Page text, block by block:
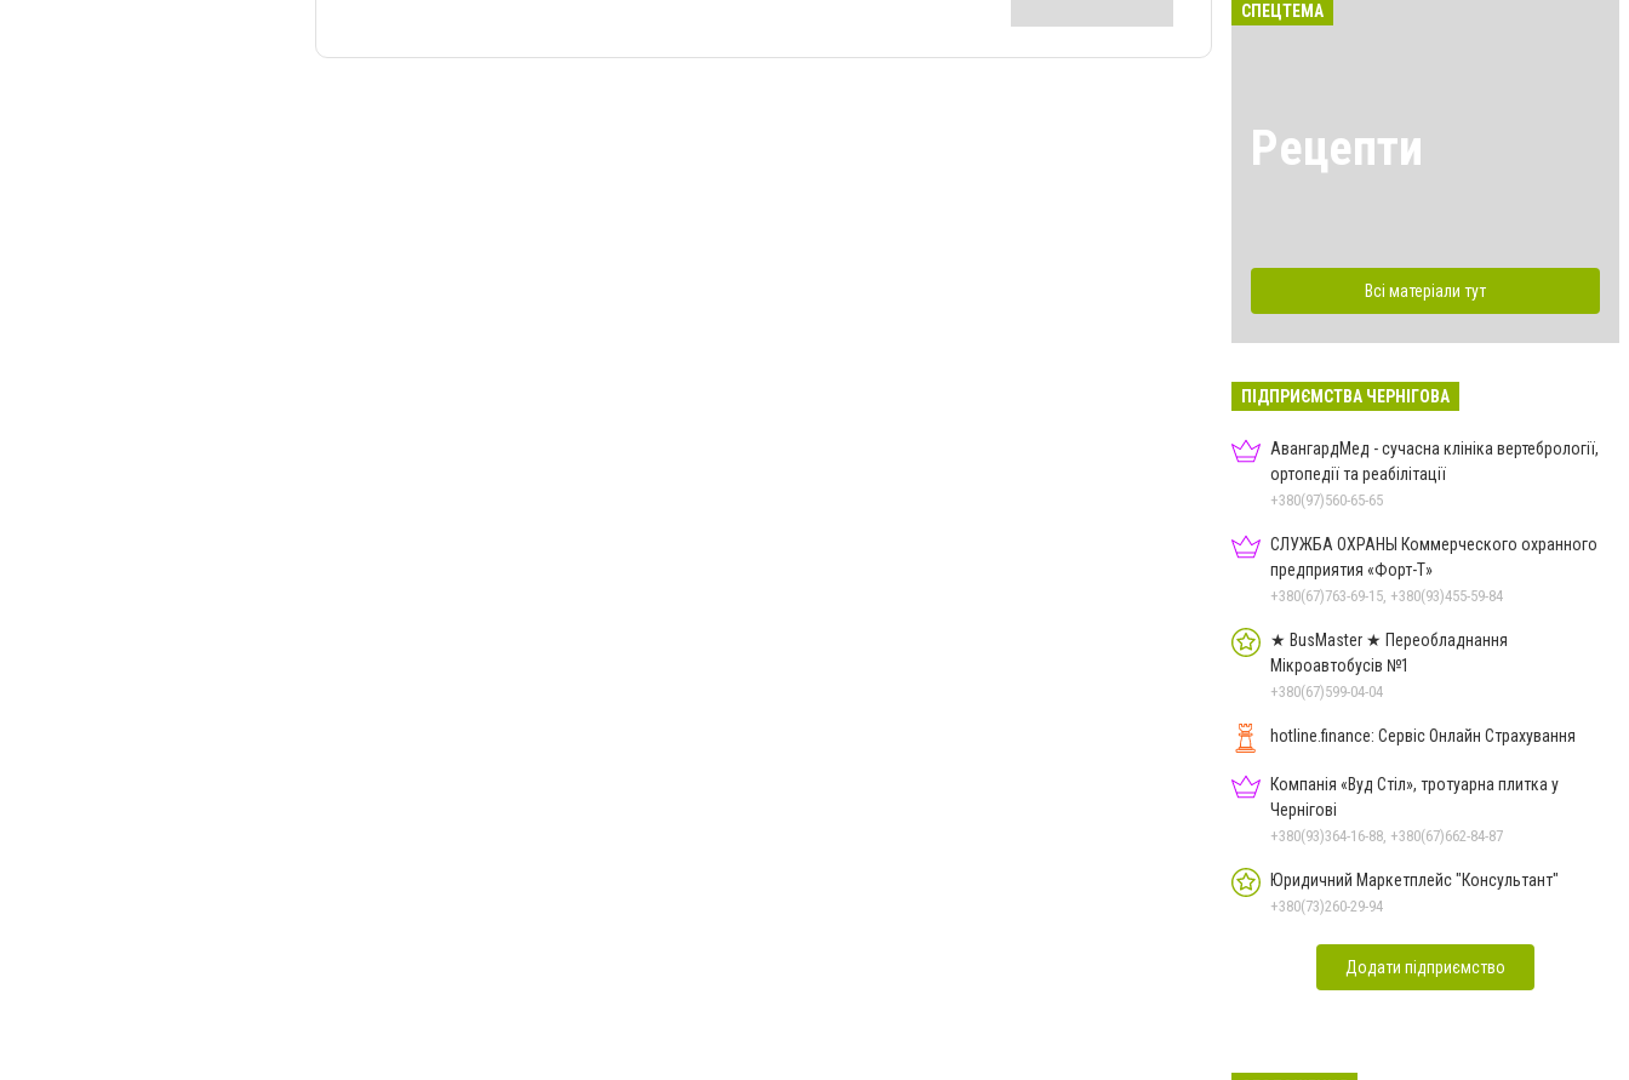
СПЕЦТЕМА
Рецепти
Всі матеріали тут
ПІДПРИЄМСТВА ЧЕРНІГОВА
АвангардМед - сучасна клініка вертебрології,
ортопедії та реабілітації
+380(97)560-65-65
СЛУЖБА ОХРАНЫ Коммерческого охранного
предприятия «Форт-Т»
+380(67)763-69-15, +380(93)455-59-84
★ BusMaster ★ Переобладнання
Мікроавтобусів №1
+380(67)599-04-04
hotline.finance: Сервіс Онлайн Страхування
Компанія «Вуд Стіл», тротуарна плитка у
Чернігові
+380(93)364-16-88, +380(67)662-84-87
Юридичний Маркетплейс "Консультант"
+380(73)260-29-94
Додати підприємство